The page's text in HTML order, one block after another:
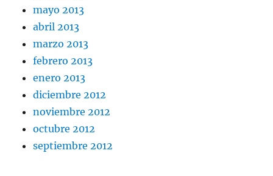
mayo 2013
abril 2013
marzo 2013
febrero 2013
enero 2013
diciembre 2012
noviembre 2012
octubre 2012
septiembre 2012